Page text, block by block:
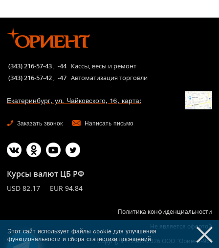
(343) 216-57-43 , -44 Кассы, весы и ремонт
(343) 216-57-42 , -47 Автоматизация торговли
Екатеринбург, ул. Чайковского, 16, карта:
Заказать звонок Написать письмо
Курсы валют ЦБ РФ
USD 82.17 EUR 94.84
Политика конфиденциальности
Не является офертой
Copyright © 2005-2026 ООО "Ориент-96"
Этот сайт использует файлы cookie для улучшения
функциональности и сбора статистики посещений.